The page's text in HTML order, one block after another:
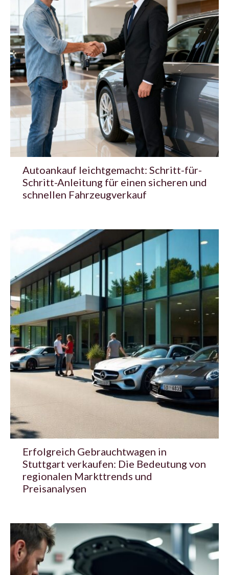
Autoankauf leichtgemacht: Schritt-für-
Schritt-Anleitung für einen sicheren und
schnellen Fahrzeugverkauf
Erfolgreich Gebrauchtwagen in
Stuttgart verkaufen: Die Bedeutung von
regionalen Markttrends und
Preisanalysen